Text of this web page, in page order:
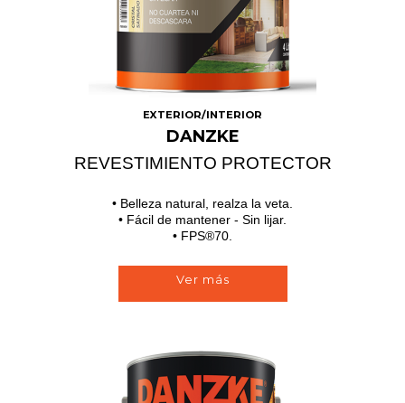
EXTERIOR/INTERIOR
DANZKE
REVESTIMIENTO PROTECTOR
• Belleza natural, realza la veta.
• Fácil de mantener - Sin lijar.
• FPS®70.
Ver más